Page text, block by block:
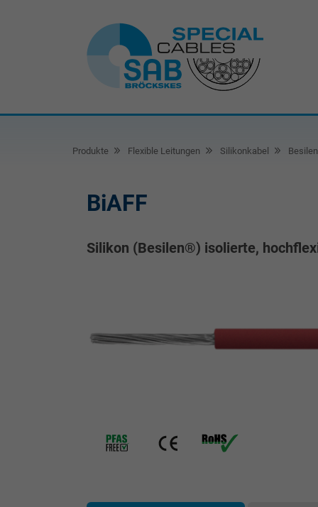
Produkte Flexible Leitungen Silikonkabel
BiAFF
Silikon (Besilen®) isolierte,